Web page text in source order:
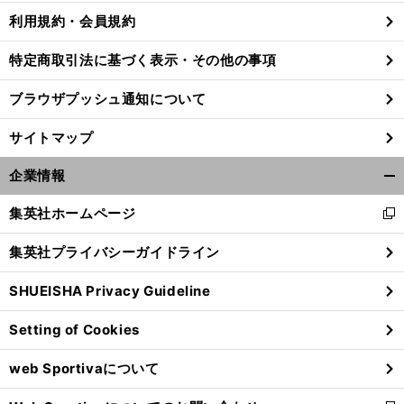
利用規約・会員規約
特定商取引法に基づく表示・その他の事項
ブラウザプッシュ通知について
サイトマップ
企業情報
閉
る
集英社ホームページ
新
し
い
ウ
ィ
ン
ド
ウ
で
開
集英社プライバシーガイドライン
SHUEISHA Privacy Guideline
Setting of Cookies
web Sportivaについて